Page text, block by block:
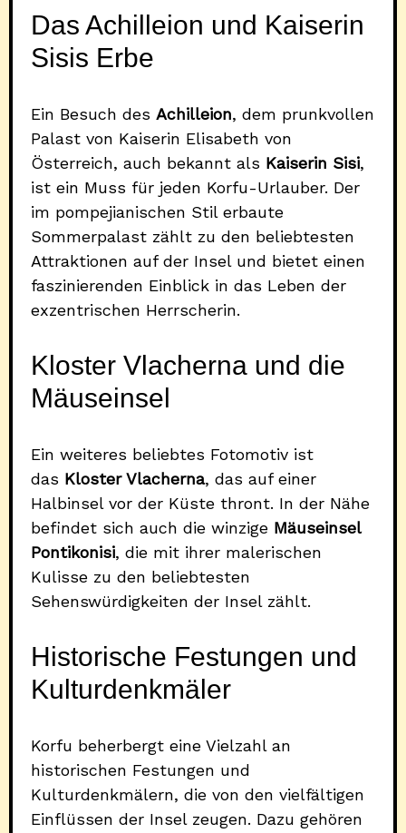
Das Achilleion und Kaiserin
Sisis Erbe
Ein Besuch des Achilleion, dem prunkvollen
Palast von Kaiserin Elisabeth von
Österreich, auch bekannt als Kaiserin Sisi,
ist ein Muss für jeden Korfu-Urlauber. Der
im pompejianischen Stil erbaute
Sommerpalast zählt zu den beliebtesten
Attraktionen auf der Insel und bietet einen
faszinierenden Einblick in das Leben der
exzentrischen Herrscherin.
Kloster Vlacherna und die
Mäuseinsel
Ein weiteres beliebtes Fotomotiv ist
das Kloster Vlacherna, das auf einer
Halbinsel vor der Küste thront. In der Nähe
befindet sich auch die winzige Mäuseinsel
Pontikonisi, die mit ihrer malerischen
Kulisse zu den beliebtesten
Sehenswürdigkeiten der Insel zählt.
Historische Festungen und
Kulturdenkmäler
Korfu beherbergt eine Vielzahl an
historischen Festungen und
Kulturdenkmälern, die von den vielfältigen
Einflüssen der Insel zeugen. Dazu gehören